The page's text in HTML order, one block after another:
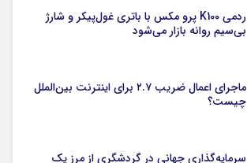
ردمی K100 پرو مکس با باتری غول‌پیکر و شارژ
بی‌سیم روانه بازار می‌شود
ماجرای اعمال ضریب ۲.۷ برای اینترنت بین‌الملل
چیست؟
سرمایه‌گذاری جهانی در گردشگری از مرز یک